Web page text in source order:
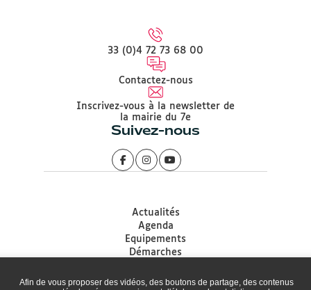
Afin de vous proposer des vidéos, des boutons de partage, des contenus
33 (0)4 72 73 68 00
Contactez-nous
Inscrivez-vous à la newsletter de
la mairie du 7e
Suivez-nous
Actualités
Agenda
Equipements
Démarches
Accessibilité